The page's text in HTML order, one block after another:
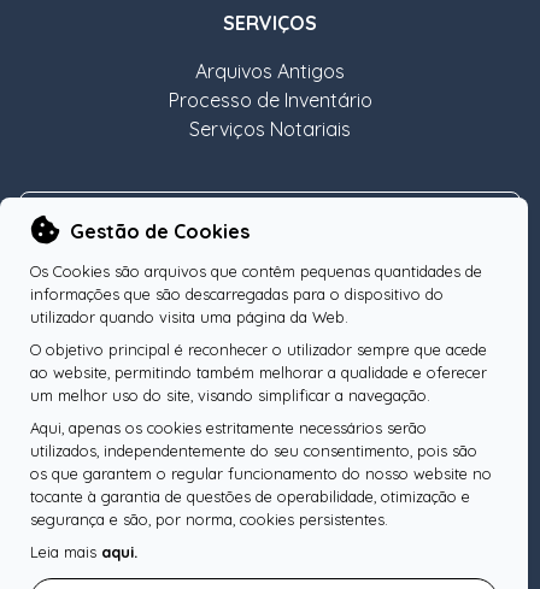
Gestão de Cookies
Os Cookies são arquivos que contêm pequenas quantidades de
informações que são descarregadas para o dispositivo do
utilizador quando visita uma página da Web.
O objetivo principal é reconhecer o utilizador sempre que acede
ao website, permitindo também melhorar a qualidade e oferecer
um melhor uso do site, visando simplificar a navegação.
Aqui, apenas os cookies estritamente necessários serão
utilizados, independentemente do seu consentimento, pois são
os que garantem o regular funcionamento do nosso website no
tocante à garantia de questões de operabilidade, otimização e
segurança e são, por norma, cookies persistentes.
Leia mais aqui.
SERVIÇOS
Arquivos Antigos
Processo de Inventário
Serviços Notariais
NEWSLETTER
Subscreva a nossa Newsletter OK
SIGA-NOS